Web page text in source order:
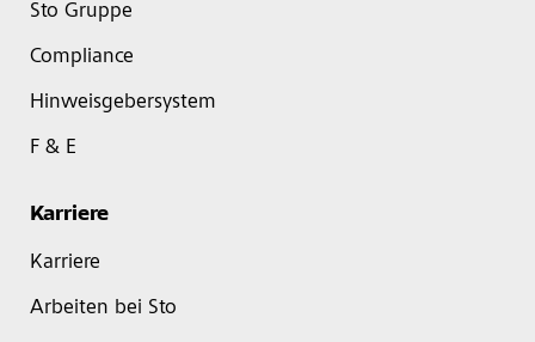
Sto Gruppe
Compliance
Hinweisgebersystem
F & E
Karriere
Karriere
Arbeiten bei Sto